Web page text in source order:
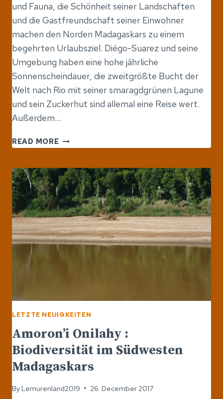
und Fauna, die Schönheit seiner Landschaften
und die Gastfreundschaft seiner Einwohner
machen den Norden Madagaskars zu einem
begehrten Urlaubsziel. Diégo-Suarez und seine
Umgebung haben eine hohe jährliche
Sonnenscheindauer, die zweitgrößte Bucht der
Welt nach Rio mit seiner smaragdgrünen Lagune
und sein Zuckerhut sind allemal eine Reise wert.
Außerdem…
READ MOREDAS
NORDEN
LETZTE NEUIGKEITEN
Amoron’i Onilahy :
Biodiversität im Südwesten
Madagaskars
By Lemurenland2019 26. December 2017